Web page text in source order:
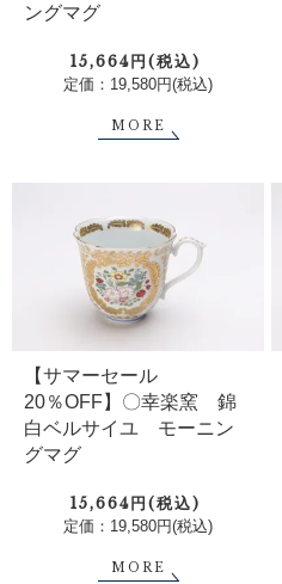
ングマグ
15,664円(税込)
定価：19,580円(税込)
MORE
【サマーセール
20％OFF】〇幸楽窯 錦
白ベルサイユ モーニン
グマグ
15,664円(税込)
定価：19,580円(税込)
MORE